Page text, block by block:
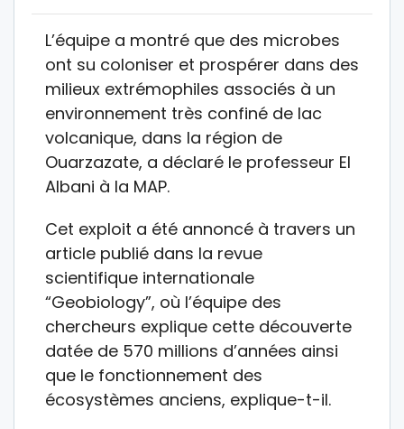
L’équipe a montré que des microbes
ont su coloniser et prospérer dans des
milieux extrémophiles associés à un
environnement très confiné de lac
volcanique, dans la région de
Ouarzazate, a déclaré le professeur El
Albani à la MAP.
Cet exploit a été annoncé à travers un
article publié dans la revue
scientifique internationale
“Geobiology”, où l’équipe des
chercheurs explique cette découverte
datée de 570 millions d’années ainsi
que le fonctionnement des
écosystèmes anciens, explique-t-il.